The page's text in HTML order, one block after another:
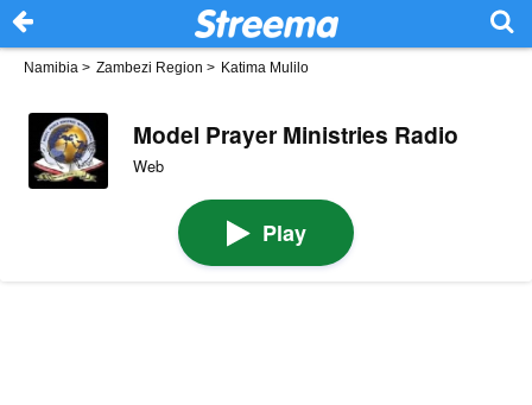
Namibia > Zambezi Region > Katima Mulilo
Model Prayer Ministries Radio
Web
Play